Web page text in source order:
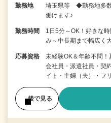
勤務地
埼玉県等 ◆勤務地多数
働けます♪
勤務時間
1日5分～OK！好きな
み～中長期まで幅広く
応募資格
未経験OK＆年齢不問
会社員・派遣社員・契
イト・主婦（夫）・フ
後で見る